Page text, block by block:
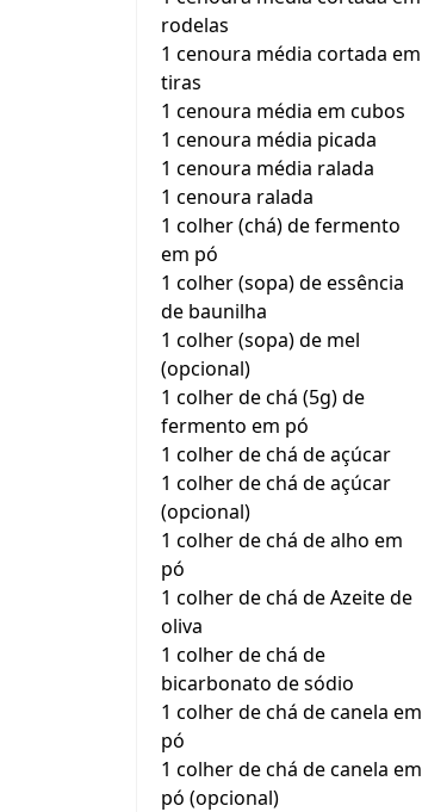
rodelas
1 cenoura média cortada em
tiras
1 cenoura média em cubos
1 cenoura média picada
1 cenoura média ralada
1 cenoura ralada
1 colher (chá) de fermento
em pó
1 colher (sopa) de essência
de baunilha
1 colher (sopa) de mel
(opcional)
1 colher de chá (5g) de
fermento em pó
1 colher de chá de açúcar
1 colher de chá de açúcar
(opcional)
1 colher de chá de alho em
pó
1 colher de chá de Azeite de
oliva
1 colher de chá de
bicarbonato de sódio
1 colher de chá de canela em
pó
1 colher de chá de canela em
pó (opcional)